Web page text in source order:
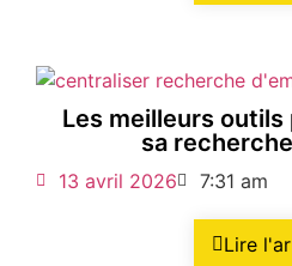
Les meilleurs
sa
13 avril 2026 7:31 am
Lire